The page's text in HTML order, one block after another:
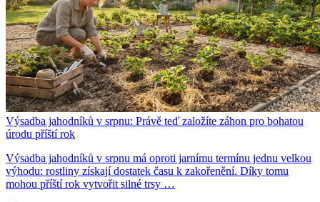
Výsadba jahodníků v srpnu: Právě teď založíte záhon pro bohatou
úrodu příští rok
Výsadba jahodníků v srpnu má oproti jarnímu termínu jednu velkou
výhodu: rostliny získají dostatek času k zakořenění. Díky tomu
mohou příští rok vytvořit silné trsy …